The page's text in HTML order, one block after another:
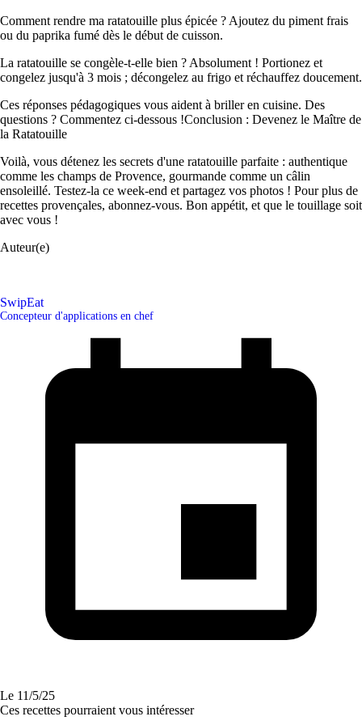
Comment rendre ma ratatouille plus épicée ? Ajoutez du piment frais
ou du paprika fumé dès le début de cuisson.
La ratatouille se congèle-t-elle bien ? Absolument ! Portionez et
congelez jusqu'à 3 mois ; décongelez au frigo et réchauffez doucement.
Ces réponses pédagogiques vous aident à briller en cuisine. Des
questions ? Commentez ci-dessous !Conclusion : Devenez le Maître de
la Ratatouille
Voilà, vous détenez les secrets d'une ratatouille parfaite : authentique
comme les champs de Provence, gourmande comme un câlin
ensoleillé. Testez-la ce week-end et partagez vos photos ! Pour plus de
recettes provençales, abonnez-vous. Bon appétit, et que le touillage soit
avec vous !
Auteur(e)
SwipEat
Concepteur d'applications en chef
Le 11/5/25
Ces recettes pourraient vous intéresser